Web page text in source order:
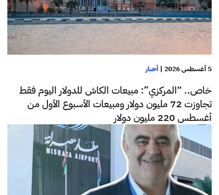
5 أغسطس 2026 | أخبار
خاص.. “المركزي”: مبيعات الكاش للدولار اليوم فقط
تجاوزت 72 مليون دولار ومبيعات الأسبوع الأول من
أغسطس 220 مليون دولار